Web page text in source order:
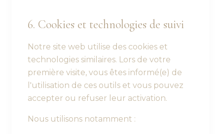
6. Cookies et technologies de suivi
Notre site web utilise des cookies et
technologies similaires. Lors de votre
première visite, vous êtes informé(e) de
l'utilisation de ces outils et vous pouvez
accepter ou refuser leur activation.
Nous utilisons notamment :